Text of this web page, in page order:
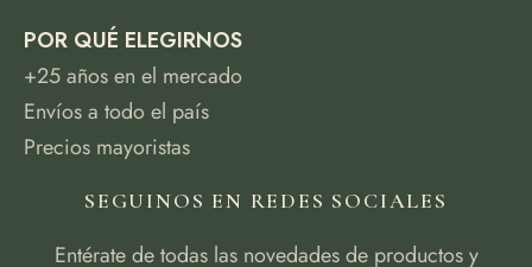
POR QUÉ ELEGIRNOS
+25 años en el mercado
Envíos a todo el país
Precios mayoristas
SEGUINOS EN REDES SOCIALES
Entérate de todas las novedades de productos y